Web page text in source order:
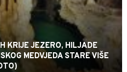
KRIJE JEZERO, HILJADE
MEDVJEDA STARE VIŠE